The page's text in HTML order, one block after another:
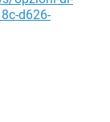
d626-